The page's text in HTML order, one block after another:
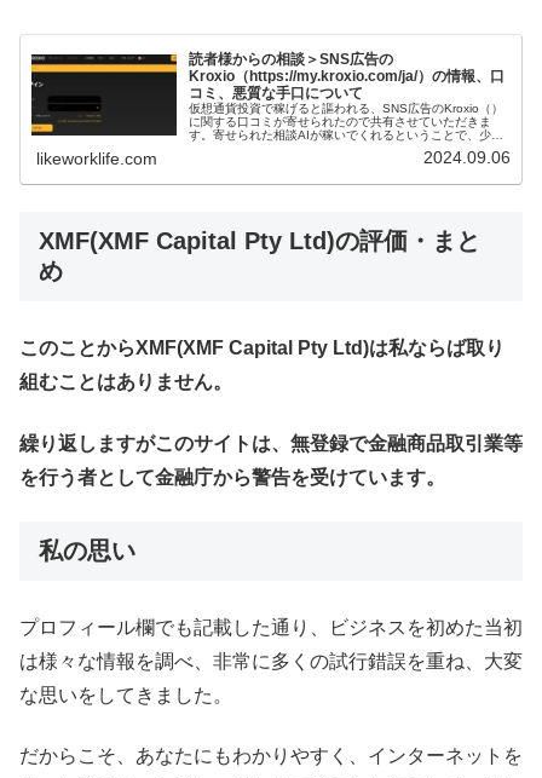
読者様からの相談＞SNS広告の
Kroxio（https://my.kroxio.com/ja/）の情報、口
コミ、悪質な手口について
仮想通貨投資で稼げると謳われる、SNS広告のKroxio（）
に関する口コミが寄せられたので共有させていただきま
す。寄せられた相談AIが稼いでくれるということで、少額
likeworklife.com 2024.09.06
XMF(XMF Capital Pty Ltd)の評価・まと
め
このことからXMF(XMF Capital Pty Ltd)は私ならば取り
組むことはありません。
繰り返しますがこのサイトは、無登録で金融商品取引業等
を行う者として金融庁から警告を受けています。
私の思い
プロフィール欄でも記載した通り、ビジネスを初めた当初
は様々な情報を調べ、非常に多くの試行錯誤を重ね、大変
な思いをしてきました。
だからこそ、あなたにもわかりやすく、インターネットを